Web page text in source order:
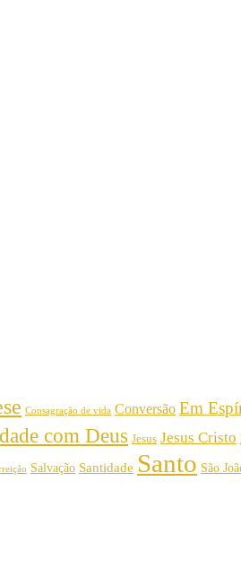
Consagração de vida Conversão Em
com Deus Jesus Jesus Cristo
Salvação Santidade Santo São